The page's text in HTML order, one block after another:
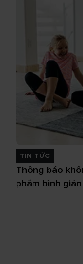
TIN TỨC
Thông báo
phẩm bình